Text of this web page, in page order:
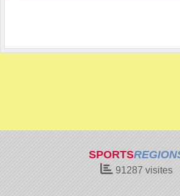
SPORTS
91287 visites